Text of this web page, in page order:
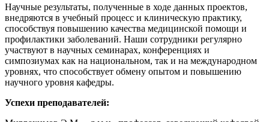
Научные результаты, полученные в ходе данных проектов,
внедряются в учебный процесс и клиническую практику,
способствуя повышению качества медицинской помощи и
профилактики заболеваний. Наши сотрудники регулярно
участвуют в научных семинарах, конференциях и
симпозиумах как на национальном, так и на международном
уровнях, что способствует обмену опытом и повышению
научного уровня кафедры.
Успехи преподавателей: